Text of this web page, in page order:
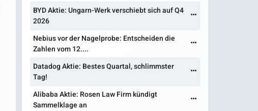
BYD Aktie: Ungarn-Werk verschiebt sich auf Q4
2026
Nebius vor der Nagelprobe: Entscheiden die
Zahlen vom 12....
Datadog Aktie: Bestes Quartal, schlimmster
Tag!
Alibaba Aktie: Rosen Law Firm kündigt
Sammelklage an